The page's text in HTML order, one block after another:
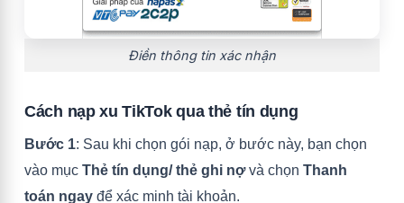
Điền thông tin xác nhận
Cách nạp xu TikTok qua thẻ tín dụng
Bước 1: Sau khi chọn gói nạp, ở bước này, bạn chọn
vào mục Thẻ tín dụng/ thẻ ghi nợvà chọn Thanh
toán ngay để xác minh tài khoản.